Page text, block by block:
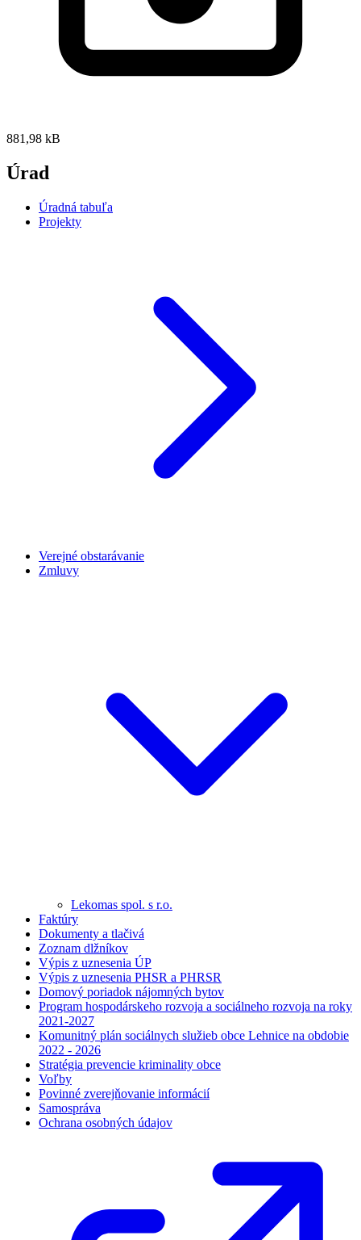
881,98 kB
Úrad
Úradná tabuľa
Projekty
Verejné obstarávanie
Zmluvy
Lekomas spol. s r.o.
Faktúry
Dokumenty a tlačivá
Zoznam dlžníkov
Výpis z uznesenia ÚP
Výpis z uznesenia PHSR a PHRSR
Domový poriadok nájomných bytov
Program hospodárskeho rozvoja a sociálneho rozvoja na roky
2021-2027
Komunitný plán sociálnych služieb obce Lehnice na obdobie
2022 - 2026
Stratégia prevencie kriminality obce
Voľby
Povinné zverejňovanie informácií
Samospráva
Ochrana osobných údajov